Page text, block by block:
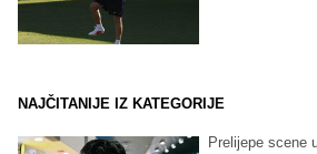
NAJČITANIJE IZ KATEGORIJE
Prelijepe scene